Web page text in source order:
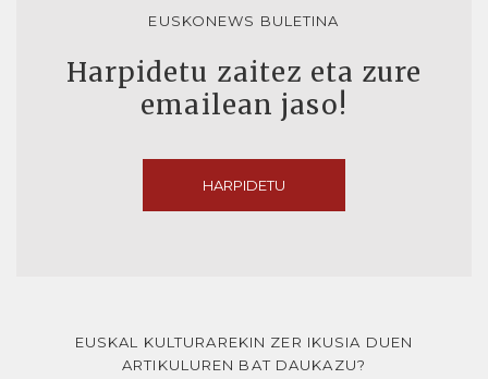
EUSKONEWS BULETINA
Harpidetu zaitez eta zure
emailean jaso!
HARPIDETU
EUSKAL KULTURAREKIN ZER IKUSIA DUEN
ARTIKULUREN BAT DAUKAZU?